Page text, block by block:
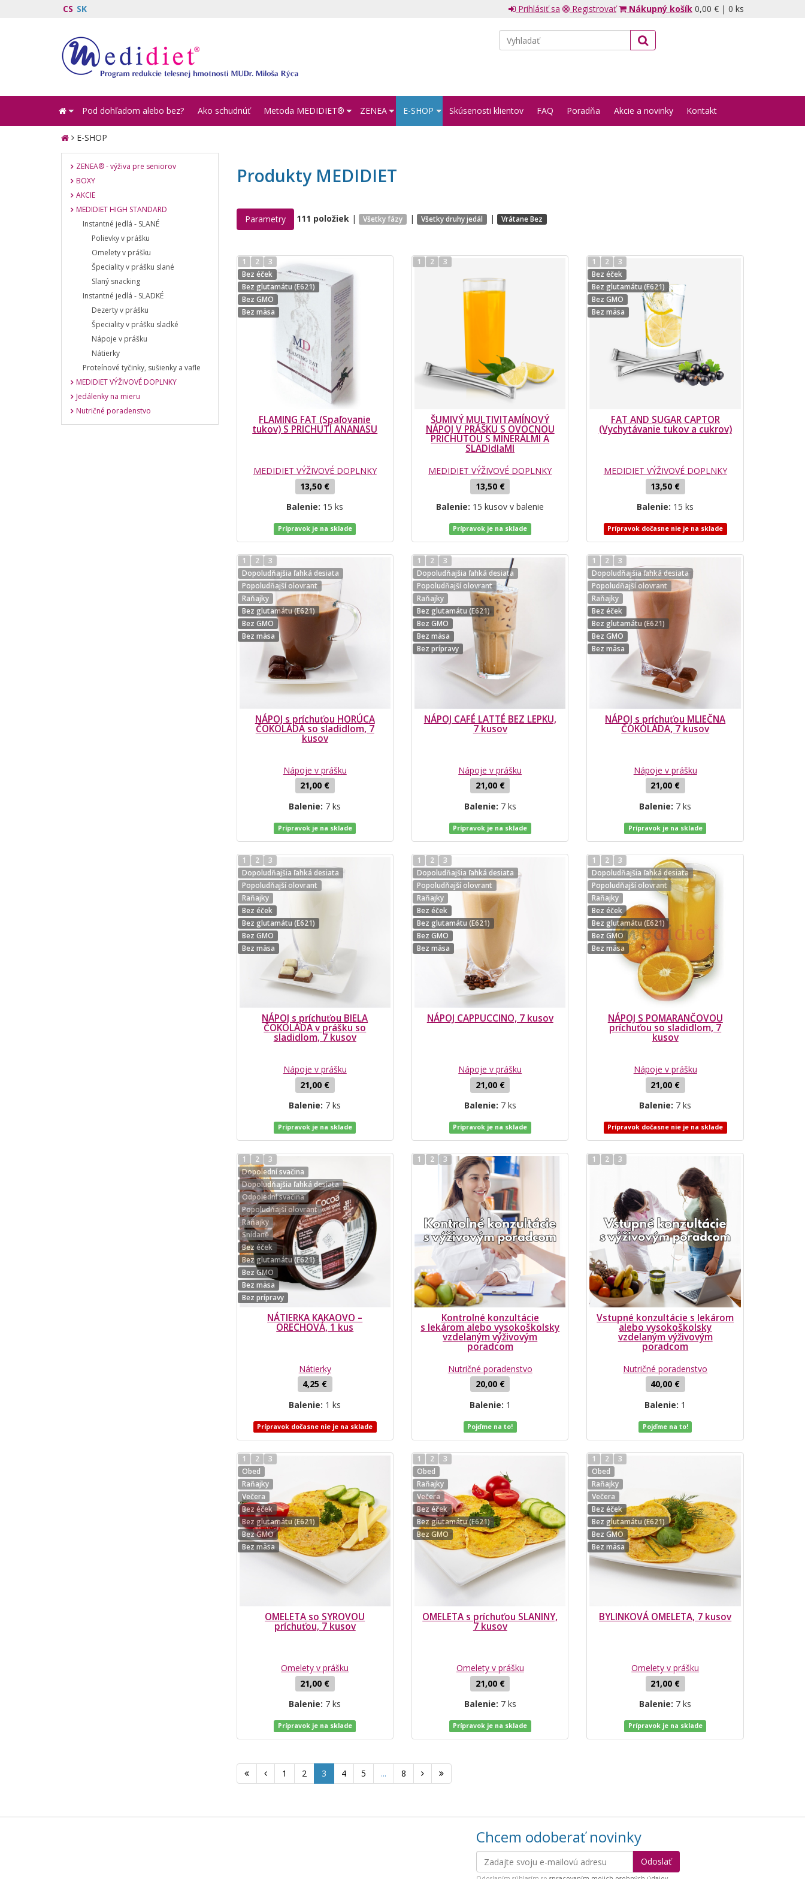
CS SK Prihlásiť sa Registrovať Nákupný košík 0,00 € | 0 ks
Pod dohľadom alebo bez? Ako schudnúť Metoda MEDIDIET®︎ ZENEA E-SHOP Skúsenosti klientov FAQ Poradňa Akcie a novinky Kontakt
E-SHOP
ZENEA® - výživa pre seniorov
BOXY
AKCIE
MEDIDIET HIGH STANDARD
Instantné jedlá - SLANÉ
Polievky v prášku
Omelety v prášku
Špeciality v prášku slané
Slaný snacking
Instantné jedlá - SLADKÉ
Dezerty v prášku
Špeciality v prášku sladké
Nápoje v prášku
Nátierky
Proteínové tyčinky, sušienky a vafle
MEDIDIET VÝŽIVOVÉ DOPLNKY
Jedálenky na mieru
Nutričné poradenstvo
Produkty MEDIDIET
Parametry 111 položiek| Všetky fázy | Všetky druhy jedál | Vrátane Bez
1 2
3
Bez éček
Bez glutamátu (E621)
Bez GMO
Bez mäsa
FLAMING FAT (Spaľovanie
tukov) S PRICHUTÍ ANANASU
MEDIDIET VÝŽIVOVÉ DOPLNKY
13,50 €
Balenie: 15 ks
Prípravok je na sklade
1 2 3
ŠUMIVÝ MULTIVITAMÍNOVÝ
NÁPOJ V PRÁŠKU S OVOCNOU
PRICHUTOU S MINERÁLMI A
SLADIdlaMI
MEDIDIET VÝŽIVOVÉ DOPLNKY
13,50 €
Balenie: 15 kusov v balenie
Prípravok je na sklade
1 2
3
Bez éček
Bez glutamátu (E621)
Bez GMO
Bez mäsa
FAT AND SUGAR CAPTOR
(Vychytávanie tukov a cukrov)
MEDIDIET VÝŽIVOVÉ DOPLNKY
13,50 €
Balenie: 15 ks
Prípravok dočasne nie je na sklade
1 2
3
Dopoludňajšia ľahká desiata
Popoludňajší olovrant
Raňajky
Bez glutamátu (E621)
Bez GMO
Bez mäsa
NÁPOJ s príchuťou HORÚCA
ČOKOLÁDA so sladidlom, 7
kusov
Nápoje v prášku
21,00 €
Balenie: 7 ks
Prípravok je na sklade
1 2
3
Dopoludňajšia ľahká desiata
Popoludňajší olovrant
Raňajky
Bez glutamátu (E621)
Bez GMO
Bez mäsa
Bez prípravy
NÁPOJ CAFÉ LATTÉ BEZ LEPKU,
7 kusov
Nápoje v prášku
21,00 €
Balenie: 7 ks
Prípravok je na sklade
1 2
3
Dopoludňajšia ľahká desiata
Popoludňajší olovrant
Raňajky
Bez éček
Bez glutamátu (E621)
Bez GMO
Bez mäsa
NÁPOJ s príchuťou MLIEČNA
ČOKOLÁDA, 7 kusov
Nápoje v prášku
21,00 €
Balenie: 7 ks
Prípravok je na sklade
1 2
3
Dopoludňajšia ľahká desiata
Popoludňajší olovrant
Raňajky
Bez éček
Bez glutamátu (E621)
Bez GMO
Bez mäsa
NÁPOJ s príchuťou BIELA
ČOKOLÁDA v prášku so
sladidlom, 7 kusov
Nápoje v prášku
21,00 €
Balenie: 7 ks
Prípravok je na sklade
1 2
3
Dopoludňajšia ľahká desiata
Popoludňajší olovrant
Raňajky
Bez éček
Bez glutamátu (E621)
Bez GMO
Bez mäsa
NÁPOJ CAPPUCCINO, 7 kusov
Nápoje v prášku
21,00 €
Balenie: 7 ks
Prípravok je na sklade
1 2
3
Dopoludňajšia ľahká desiata
Popoludňajší olovrant
Raňajky
Bez éček
Bez glutamátu (E621)
Bez GMO
Bez mäsa
NÁPOJ S POMARANČOVOU
príchuťou so sladidlom, 7
kusov
Nápoje v prášku
21,00 €
Balenie: 7 ks
Prípravok dočasne nie je na sklade
1 2
3
Dopolední svačina
Dopoludňajšia ľahká desiata
Odpolední svačina
Popoludňajší olovrant
Raňajky
Snídaně
Bez éček
Bez glutamátu (E621)
Bez GMO
Bez mäsa
Bez prípravy
NÁTIERKA KAKAOVO –
ORECHOVÁ, 1 kus
Nátierky
4,25 €
Balenie: 1 ks
Prípravok dočasne nie je na sklade
1 2 3
Kontrolné konzultácie
s lekárom alebo vysokoškolsky
vzdelaným výživovým
poradcom
Nutričné poradenstvo
20,00 €
Balenie: 1
Pojďme na to!
1 2 3
Vstupné konzultácie s lekárom
alebo vysokoškolsky
vzdelaným výživovým
poradcom
Nutričné poradenstvo
40,00 €
Balenie: 1
Pojďme na to!
1 2
3
Obed
Raňajky
Večera
Bez éček
Bez glutamátu (E621)
Bez GMO
Bez mäsa
OMELETA so SYROVOU
príchuťou, 7 kusov
Omelety v prášku
21,00 €
Balenie: 7 ks
Prípravok je na sklade
1 2
3
Obed
Raňajky
Večera
Bez éček
Bez glutamátu (E621)
Bez GMO
OMELETA s príchuťou SLANINY,
7 kusov
Omelety v prášku
21,00 €
Balenie: 7 ks
Prípravok je na sklade
1 2
3
Obed
Raňajky
Večera
Bez éček
Bez glutamátu (E621)
Bez GMO
Bez mäsa
BYLINKOVÁ OMELETA, 7 kusov
Omelety v prášku
21,00 €
Balenie: 7 ks
Prípravok je na sklade
1 2 3 4 5 ... 8
Chcem odoberať novinky